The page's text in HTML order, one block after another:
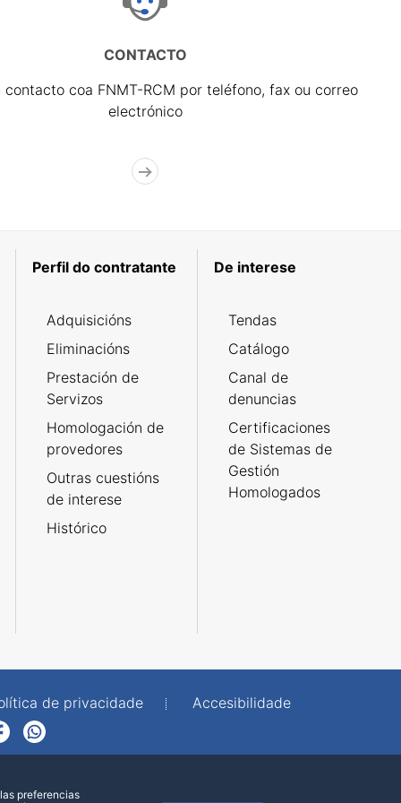
CONTACTO
contacto coa FNMT-RCM por teléfono, fax ou correo
electrónico
Perfil do contratante
Adquisicións
Eliminacións
Prestación de
Servizos
Homologación de
provedores
Outras cuestións
de interese
Histórico
De interese
Tendas
Catálogo
Canal de
denuncias
Certificaciones
de Sistemas de
Gestión
Homologados
de privacidade
Accesibilidade
preferencias